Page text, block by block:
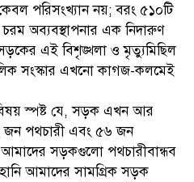
পরিসংখ্যান নয়; বরং ৫১০টি
চরম অব্যবস্থাপনার এক নিদারুণ
এই বিশৃঙ্খলা ও মৃত্যুমিছিল
সংস্কার এখনো কাগজ-কলমেই
স্পষ্ট যে, সড়ক এখন আর
জন পথচারী এবং ৫৬ জন
আমাদের সড়কগুলো পথচারীবান্ধব
আমাদের সামগ্রিক সড়ক